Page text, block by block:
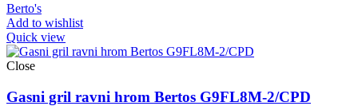
Berto's
Add to wishlist
Quick view
Close
Gasni gril ravni hrom Bertos G9FL8M-2/CPD